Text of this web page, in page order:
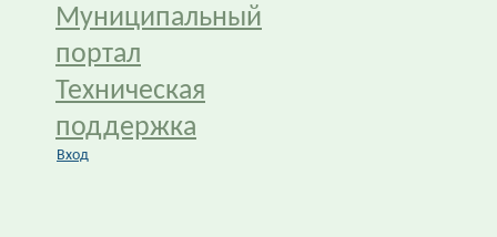
Муниципальный
портал
Техническая
поддержка
Вход